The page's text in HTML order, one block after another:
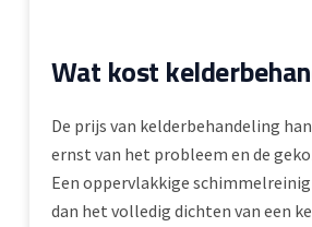
Wat kost
De prijs van kelderbehandeling
ernst van het probleem en de
Een oppervlakkige
dan het volledig dichten van een